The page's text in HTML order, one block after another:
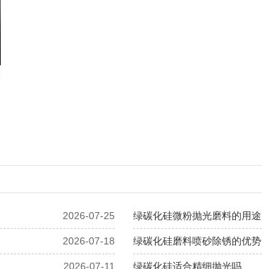
2026-07-25 绿碳化硅微粉抛光磨料的用途
2026-07-18 绿碳化硅磨料喷砂除锈的优势
2026-07-11 绿碳化硅适合精细抛光吗